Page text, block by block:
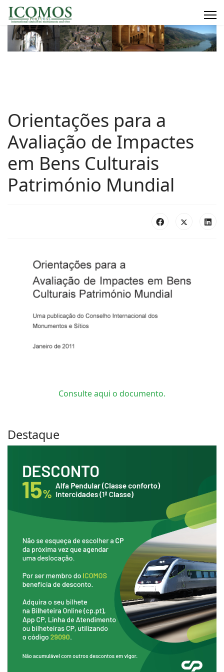
Orientações para a
Avaliação de Impactes
em Bens Culturais
Património Mundial
Consulte aqui o documento.
Destaque